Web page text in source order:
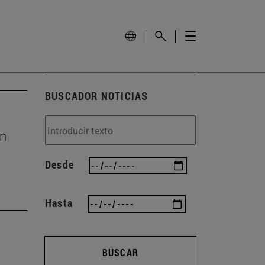
BUSCADOR NOTICIAS
Desde
Hasta
BUSCAR